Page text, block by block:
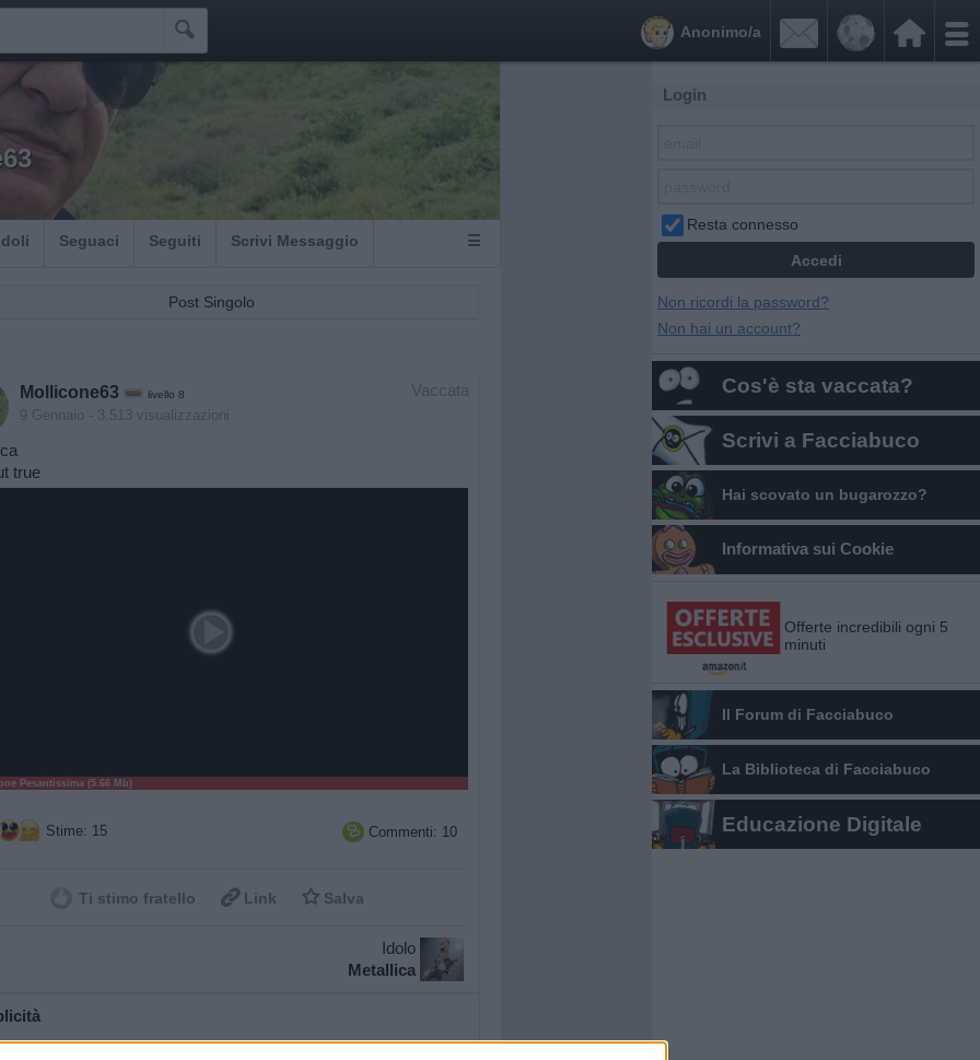
 

Anonimo/a
Seguaci Seguiti Scrivi Messaggio ☰
Post Singolo
Vaccata
Mollicone63 livello 8
9 Gennaio - 3.513 visualizzazioni
true
Pesantissima (5.66 Mb)
Stime: 15  Commenti: 10
Ti stimo fratello  Link  Salva
Idolo
Metallica
Login
Resta connesso
Non ricordi la password?
Non hai un account?
Cos'è sta vaccata?
Scrivi a Facciabuco
Hai scovato un bugarozzo?
Informativa sui Cookie
Offerte incredibili ogni 5
minuti
Il Forum di Facciabuco
La Biblioteca di Facciabuco
Educazione Digitale